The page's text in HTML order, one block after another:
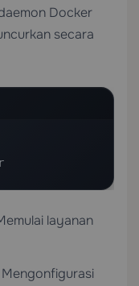
Docker
secara
layanan